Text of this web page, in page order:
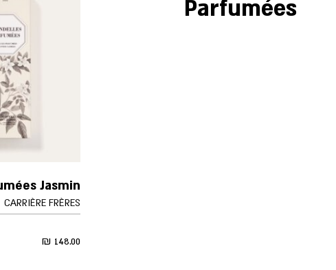
Parfumées
Jasmin
CARRIÈRE FRÈRES
148.00
₪